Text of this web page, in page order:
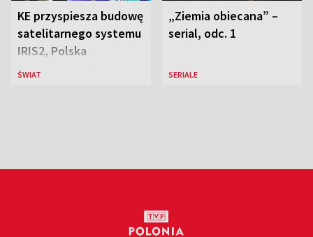
KE przyspiesza budowę
satelitarnego systemu
IRIS2, Polska
przeznaczy 656 mln
ŚWIAT
„Ziemia obiecana” –
serial, odc. 1
SERIALE